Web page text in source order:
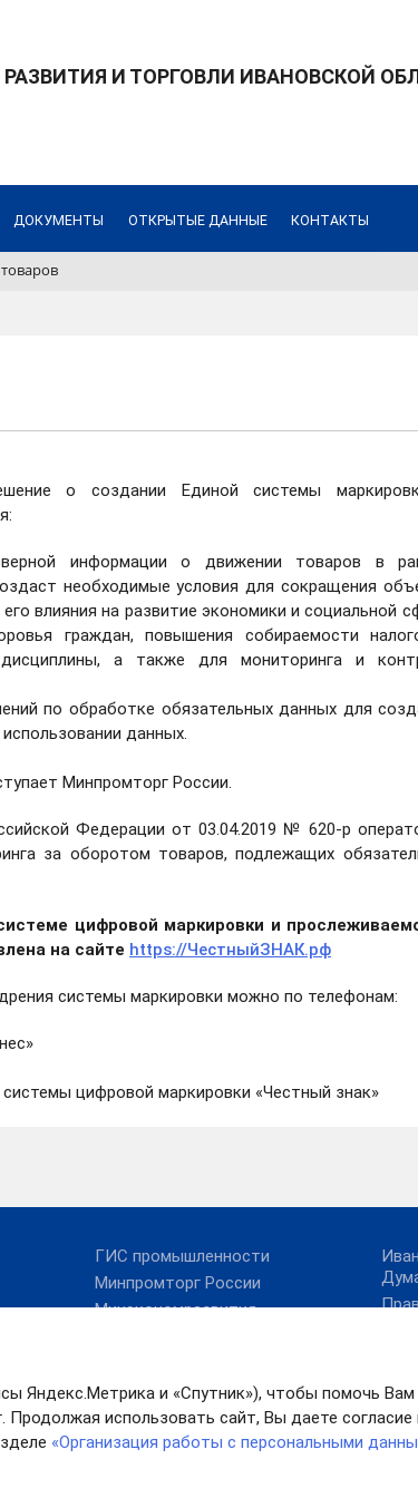
И ТОРГОВЛИ ИВАНОВСКОЙ
ДОКУМЕНТЫ ОТКРЫТЫЕ ДАННЫЕ КОНТАКТЫ
Яндекс.Метрика и «Спутник»), чтобы помочь
Продолжая использовать сайт, Вы даете
«Организация работы с персональными
о создании Единой системы
информации о движении товаров в
необходимые условия для сокращения
влияния на развитие экономики и социальной
граждан, повышения собираемости
а также для мониторинга и
по обработке обязательных данных для
данных.
Минпромторг России.
Федерации от 03.04.2019 № 620-р
за оборотом товаров, подлежащих
цифровой маркировки и
на сайте https://ЧестныйЗНАК.рф
системы маркировки можно по телефонам:
системы цифровой маркировки «Честный знак»
ГИС промышленности
Минпромторг России
Минэкономразвития
Фонд содействия
инновациям